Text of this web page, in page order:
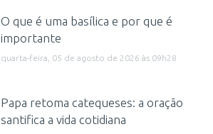
O que é uma basílica e por que é
importante
quarta-feira, 05 de agosto de 2026 às 09h28
Papa retoma catequeses: a oração
santifica a vida cotidiana